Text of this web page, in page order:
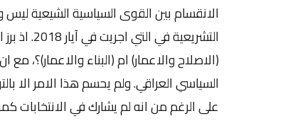
الانقسام بين القوى السياسية الشيعية ليس
(الاصلاح والاعمار) ام (البناء والاعمار)؟،
السياسي العراقي. ولم يحسم هذا الامر الا
على الرغم من انه لم يشارك في الانتخابات